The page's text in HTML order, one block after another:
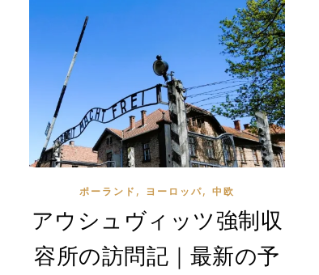
ポーランド , ヨーロッパ,中欧
アウシュヴィッツ強制収
容所の訪問記｜最新の予